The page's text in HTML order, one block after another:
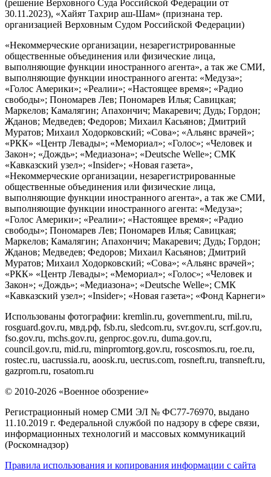
(решение Верховного Суда Российской Федерации от
30.11.2023), «Хайят Тахрир аш-Шам» (признана тер.
организацией Верховным Судом Российской Федерации)
«Некоммерческие организации, незарегистрированные
общественные объединения или физические лица,
выполняющие функции иностранного агента», а так же СМИ,
выполняющие функции иностранного агента: «Медуза»;
«Голос Америки»; «Реалии»; «Настоящее время»; «Радио
свободы»; Пономарев Лев; Пономарев Илья; Савицкая;
Маркелов; Камалягин; Апахончич; Макаревич; Дудь; Гордон;
Жданов; Медведев; Федоров; Михаил Касьянов; Дмитрий
Муратов; Михаил Ходорковский; «Сова»; «Альянс врачей»;
«РКК» «Центр Левады»; «Мемориал»; «Голос»; «Человек и
Закон»; «Дождь»; «Медиазона»; «Deutsche Welle»; СМК
«Кавказский узел»; «Insider»; «Новая газета»,
«Некоммерческие организации, незарегистрированные
общественные объединения или физические лица,
выполняющие функции иностранного агента», а так же СМИ,
выполняющие функции иностранного агента: «Медуза»;
«Голос Америки»; «Реалии»; «Настоящее время»; «Радио
свободы»; Пономарев Лев; Пономарев Илья; Савицкая;
Маркелов; Камалягин; Апахончич; Макаревич; Дудь; Гордон;
Жданов; Медведев; Федоров; Михаил Касьянов; Дмитрий
Муратов; Михаил Ходорковский; «Сова»; «Альянс врачей»;
«РКК» «Центр Левады»; «Мемориал»; «Голос»; «Человек и
Закон»; «Дождь»; «Медиазона»; «Deutsche Welle»; СМК
«Кавказский узел»; «Insider»; «Новая газета»; «Фонд Карнеги»
Использованы фотографии: kremlin.ru, government.ru, mil.ru,
rosguard.gov.ru, мвд.рф, fsb.ru, sledcom.ru, svr.gov.ru, scrf.gov.ru,
fso.gov.ru, mchs.gov.ru, genproc.gov.ru, duma.gov.ru,
council.gov.ru, mid.ru, minpromtorg.gov.ru, roscosmos.ru, roe.ru,
rostec.ru, uacrussia.ru, aoosk.ru, uecrus.com, rosneft.ru, transneft.ru,
gazprom.ru, rosatom.ru
© 2010-2026 «Военное обозрение»
Регистрационный номер СМИ ЭЛ № ФС77-76970, выдано
11.10.2019 г. Федеральной службой по надзору в сфере связи,
информационных технологий и массовых коммуникаций
(Роскомнадзор)
Правила использования и копирования информации с сайта